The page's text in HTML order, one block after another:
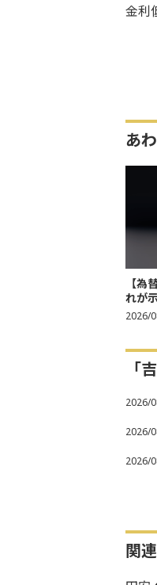
金利
あ
【為
れが
2026/
「
2026/
2026/
2026/
関